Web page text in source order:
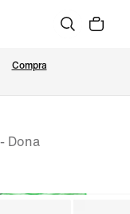
Compra
Dona